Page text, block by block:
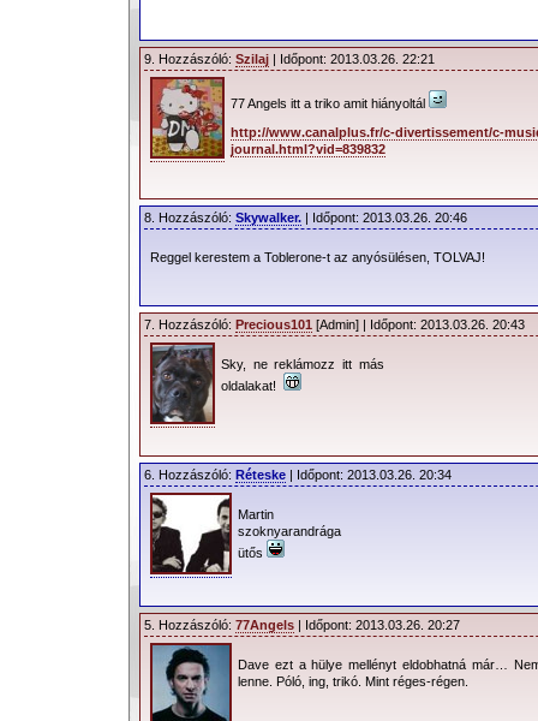
9. Hozzászóló: Szilaj | Időpont: 2013.03.26. 22:21
77 Angels itt a triko amit hiányoltál
http://www.canalplus.fr/c-divertissement/c-
journal.html?vid=839832
8. Hozzászóló: Skywalker. | Időpont: 2013.03.26. 20:46
Reggel kerestem a Toblerone-t az anyósülésen, TOLVAJ!
7. Hozzászóló: Precious101 [Admin] | Időpont: 2013.03.26. 20:43
Sky, ne reklámozz itt más
oldalakat!
6. Hozzászóló: Réteske | Időpont: 2013.03.26. 20:34
Martin
szoknyarandrága
ütős
5. Hozzászóló: 77Angels | Időpont: 2013.03.26. 20:27
Dave ezt a hülye mellényt eldobhatná már…
lenne. Póló, ing, trikó. Mint réges-régen.